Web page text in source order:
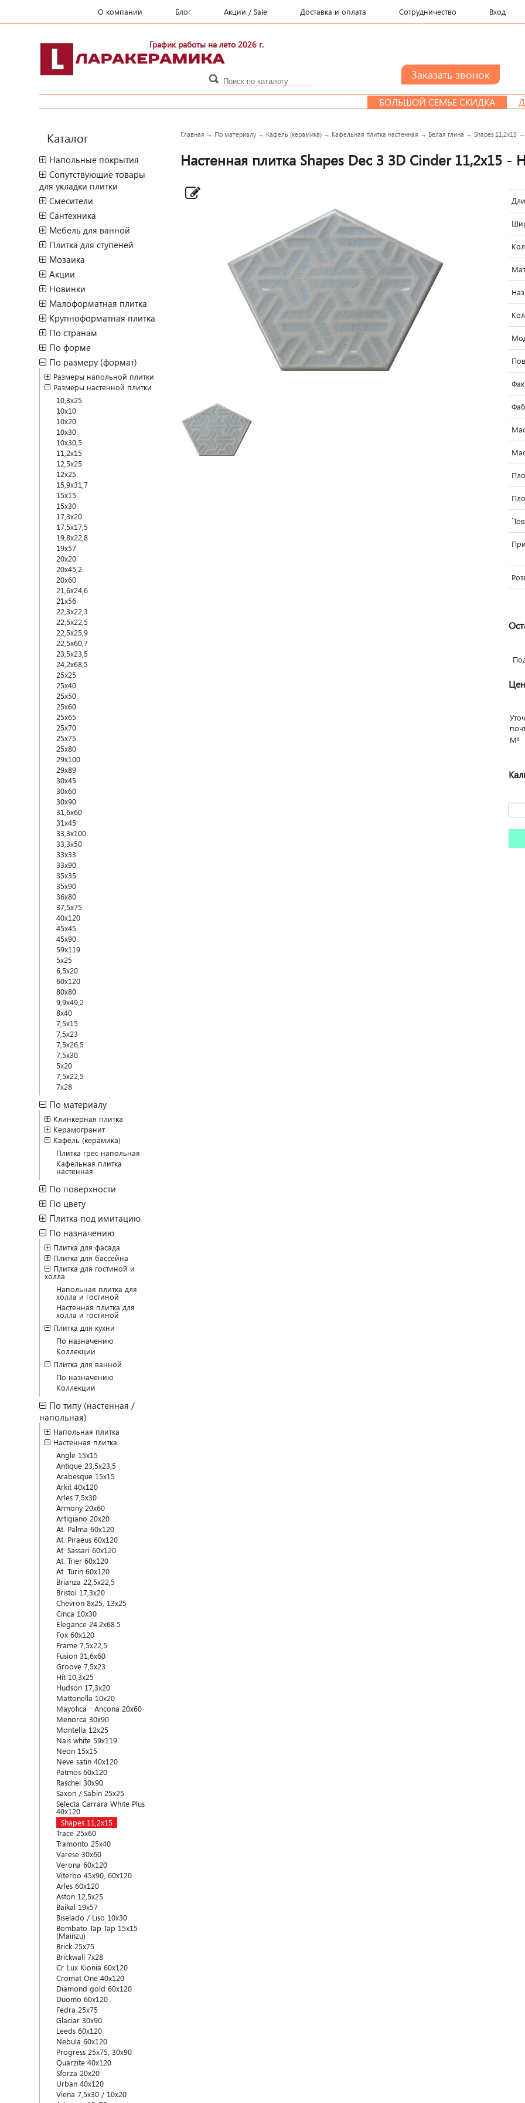
О компании Блог Акции / Sale Доставка и оплата Сотрудничество Вход
График работы на лето 2026 г.
БОЛЬШОЙ СЕМЬЕ СКИДКА ДИЗАЙН-
Каталог
Напольные покрытия
Сопутствующие товары
для укладки плитки
Смесители
Сантехника
Мебель для ванной
Плитка для ступеней
Мозаика
Акции
Новинки
Малоформатная плитка
Крупноформатная плитка
По странам
По форме
По размеру (формат)
Размеры напольной плитки
Размеры настенной плитки
10,3x25
10x10
10x20
10x30
10x30,5
11,2x15
12,5x25
12x25
15,9x31,7
15x15
15x30
17,3x20
17,5x17,5
19,8x22,8
19x57
20x20
20x45,2
20x60
21,6x24,6
21x56
22,3x22,3
22,5x22,5
22,5x25,9
22,5x60,7
23,5x23,5
24,2x68,5
25x25
25x40
25x50
25x60
25x65
25x70
25x75
25x80
29x100
29x89
30x45
30x60
30x90
31,6x60
31x45
33,3x100
33,3x50
33x33
33x90
35x35
35x90
36x80
37,5x75
40x120
45x45
45x90
59x119
5x25
6,5x20
60x120
80x80
9,9x49,2
8x40
7,5x15
7,5x23
7,5x26,5
7,5x30
5x20
7,5x22,5
7x28
По материалу
Клинкерная плитка
Керамогранит
Кафель (керамика)
Плитка грес напольная
Кафельная плитка
настенная
По поверхности
По цвету
Плитка под имитацию
По назначению
Плитка для фасада
Плитка для бассейна
Плитка для гостиной и
холла
Напольная плитка для
холла и гостиной
Настенная плитка для
холла и гостиной
Плитка для кухни
По назначению
Коллекции
Плитка для ванной
По назначению
Коллекции
По типу (настенная /
напольная)
Напольная плитка
Настенная плитка
Angle 15x15
Antique 23,5x23,5
Arabesque 15x15
Arkit 40x120
Arles 7,5x30
Armony 20x60
Artigiano 20x20
At. Palma 60x120
At. Piraeus 60x120
At. Sassari 60x120
At. Trier 60x120
At. Turin 60x120
Brianza 22,5x22,5
Bristol 17,3x20
Chevron 8x25, 13x25
Cinca 10x30
Elegance 24.2x68.5
Fox 60x120
Frame 7,5x22,5
Fusion 31,6x60
Groove 7,5x23
Hit 10,3x25
Hudson 17,3x20
Mattonella 10x20
Mayolica - Ancona 20x60
Menorca 30x90
Montella 12x25
Nais white 59x119
Neon 15x15
Neve satin 40x120
Patmos 60x120
Raschel 30x90
Saxon / Sabin 25x25
Selecta Carrara White Plus
40x120
Shapes 11,2x15
Trace 25x60
Tramonto 25x40
Varese 30x60
Verona 60x120
Viterbo 45x90, 60x120
Arles 60x120
Aston 12,5x25
Baikal 19x57
Biselado / Liso 10x30
Bombato Tap Tap 15x15
(Mainzu)
Brick 25x75
Brickwall 7x28
Cr. Lux Kionia 60x120
Cromat One 40x120
Diamond gold 60x120
Duomo 60x120
Fedra 25x75
Glaciar 30x90
Leeds 60x120
Nebula 60x120
Progress 25x75, 30x90
Quarzite 40x120
Sforza 20x20
Urban 40x120
Viena 7,5x30 / 10x20
Главная → По материалу → Кафель (керамика) → Кафельная плитка настенная → Белая глина →Shapes 11,2x15 →
Настенная плитка Shapes Dec 3 3D Cinder 11,2x15 -
М²